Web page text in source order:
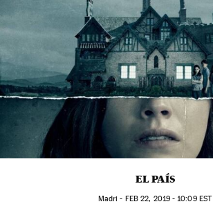
EL PAÍS
Madri - FEB 22, 2019 - 10:09EST